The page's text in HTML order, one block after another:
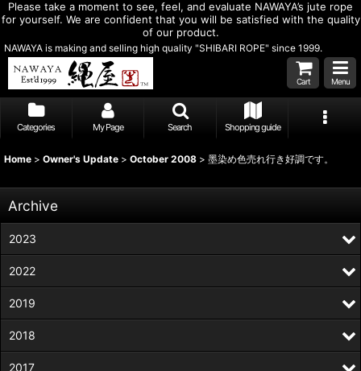
Please take a moment to see, feel, and evaluate NAWAYA’s jute rope
for yourself. We are confident that you will be satisfied with the quality
of our product.
NAWAYA is making and selling high quality "SHIBARI ROPE" since 1999.
Cart Menu
Categories My Page Search Shopping guide
Home > Owner's Update > October 2008 > 墨染め色売れ行き好調です。
Archive
2023
2022
2019
2018
2017